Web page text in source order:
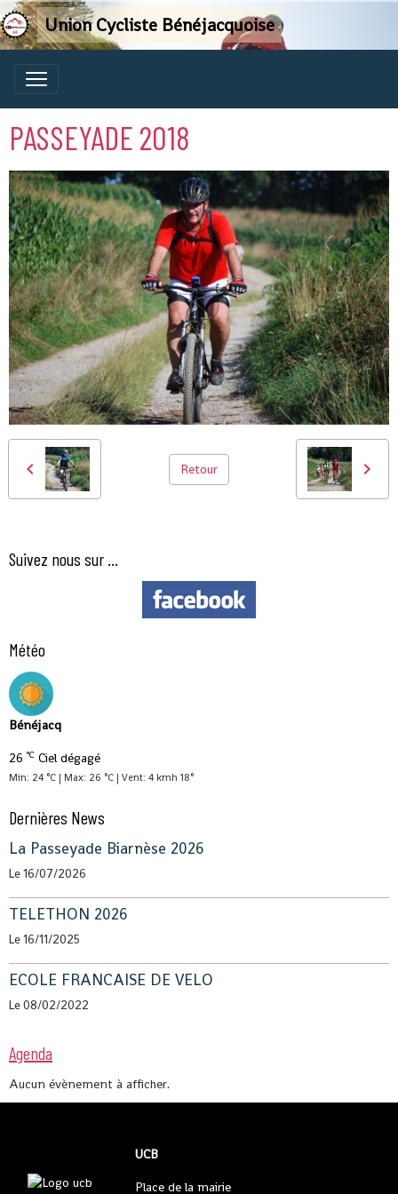
Union Cycliste Bénéjacquoise
PASSEYADE 2018
Retour
Suivez nous sur ...
Météo
Bénéjacq
26 °C Ciel dégagé
Min: 24 °C | Max: 26 °C | Vent: 4 kmh 18°
Dernières News
La Passeyade Biarnèse 2026
Le 16/07/2026
TELETHON 2026
Le 16/11/2025
ECOLE FRANCAISE DE VELO
Le 08/02/2022
Agenda
Aucun évènement à afficher.
UCB
Place de la mairie